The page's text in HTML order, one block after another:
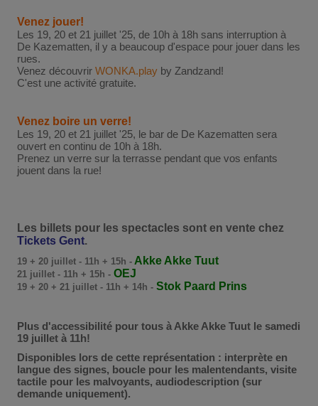
Venez jouer!
Les 19, 20 et 21 juillet '25, de 10h à 18h sans interruption à
De Kazematten, il y a beaucoup d'espace pour jouer dans les
rues.
Venez découvrir WONKA.playby Zandzand!
C'est une activité gratuite.
Venez boire un verre!
Les 19, 20 et 21 juillet '25, le bar de De Kazematten sera
ouvert en continu de 10h à 18h.
Prenez un verre sur la terrasse pendant que vos enfants
jouent dans la rue!
Les billets pour les spectacles sont en vente chez
Tickets Gent.
19 + 20 juillet - 11h + 15h - Akke Akke Tuut
21 juillet - 11h + 15h - OEJ
19 + 20 + 21 juillet - 11h + 14h - Stok Paard Prins
Plus d'accessibilité pour tous à Akke Akke Tuut le samedi
19 juillet à 11h!
Disponibles lors de cette représentation : interprète en
langue des signes, boucle pour les malentendants, visite
tactile pour les malvoyants, audiodescription (sur
demande uniquement).